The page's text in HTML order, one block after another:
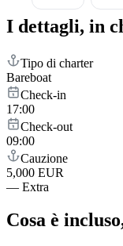
I dettagli, in
Tipo di charter
Bareboat
Check-in
17:00
Check-out
09:00
Cauzione
5,000 EUR
— Extra
Cosa è